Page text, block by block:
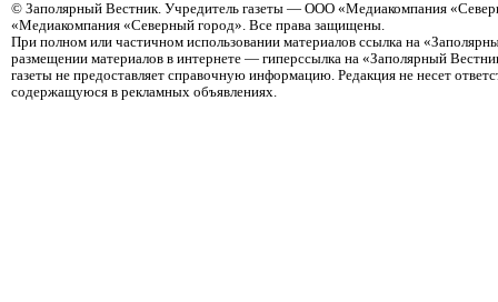
© Заполярный Вестник. Учредитель газеты — ООО «Медиакомпания
«Медиакомпания «Северный город». Все права защищены.
При полном или частичном использовании материалов ссылка на
размещении материалов в интернете — гиперссылка на «Заполярный
газеты не предоставляет справочную информацию. Редакция не несет
содержащуюся в рекламных объявлениях.